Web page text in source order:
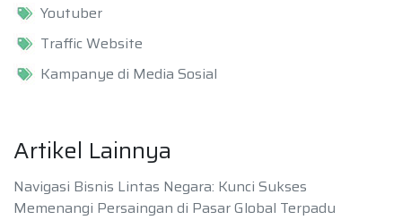
Youtuber
Traffic Website
Kampanye di Media Sosial
Artikel Lainnya
Navigasi Bisnis Lintas Negara: Kunci Sukses
Memenangi Persaingan di Pasar Global Terpadu